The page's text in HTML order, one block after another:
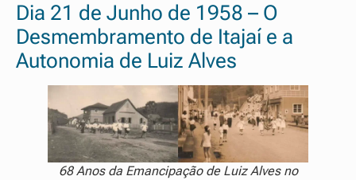
Dia 21 de Junho de 1958 – O
Desmembramento de Itajaí e a
Autonomia de Luiz Alves
68 Anos da Emancipação de Luiz Alves no